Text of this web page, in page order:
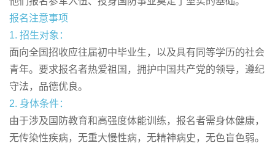
报名注意事项
1. 招生对象：
面向全国招收应往届初中毕业生，以及具有同等学历的社会
青年。要求报名者热爱祖国，拥护中国共产党的领导，遵纪
守法，品德优良。
2. 身体条件：
由于涉及国防教育和高强度体能训练，报名者需身体健康，
无传染性疾病，无重大慢性病，无精神病史，无色盲色弱。